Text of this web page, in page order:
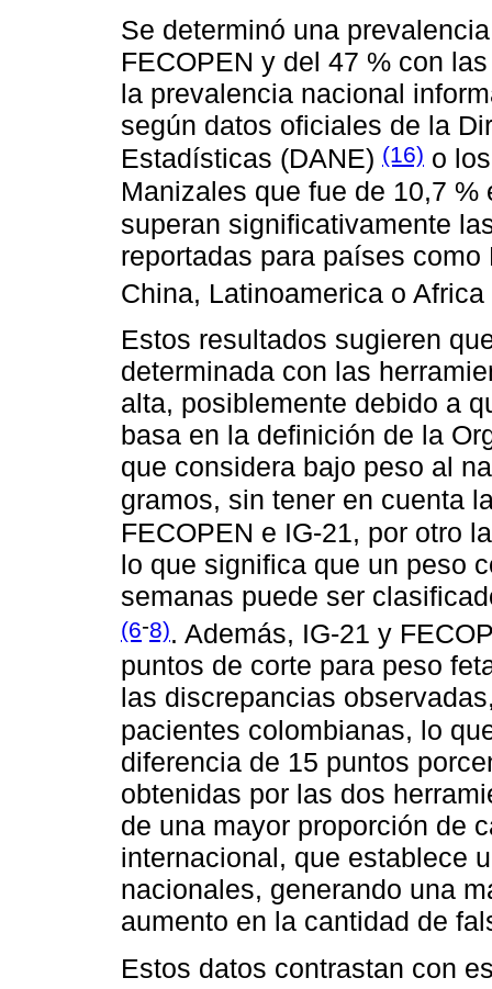
Se determinó una
FECOPEN y del 47 % con
la prevalencia nacional
según datos oficiales de la
Estadísticas (DANE) (16) o
Manizales que fue de 10,7
superan significativamente
reportadas para países
China, Latinoamerica o
Estos resultados sugieren
determinada con las
alta, posiblemente debido a
basa en la definición de la
que considera bajo peso al
gramos, sin tener en cuenta
FECOPEN e IG-21, por otro
lo que significa que un peso
semanas puede ser
(6-8). Además, IG-21 y
puntos de corte para peso
las discrepancias
pacientes colombianas, lo
diferencia de 15 puntos
obtenidas por las dos
de una mayor proporción de
internacional, que establece
nacionales, generando una
aumento en la cantidad de
Estos datos contrastan con